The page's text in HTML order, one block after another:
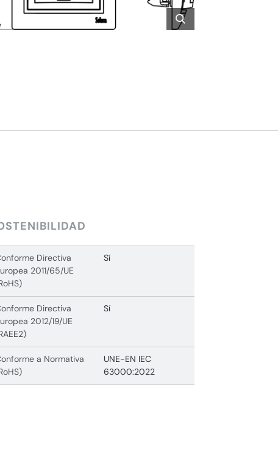
Directiva
2011/65/UE
Sí
Directiva
2012/19/UE
Sí
a Normativa
UNE-EN IEC
63000:2022